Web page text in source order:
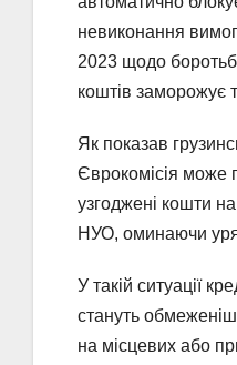
невиконання
2023 щодо
коштів заморожує
Як показав
Єврокомісія може
узгоджені кошти
НУО, оминаючи
У такій ситуації
стануть
на місцевих або